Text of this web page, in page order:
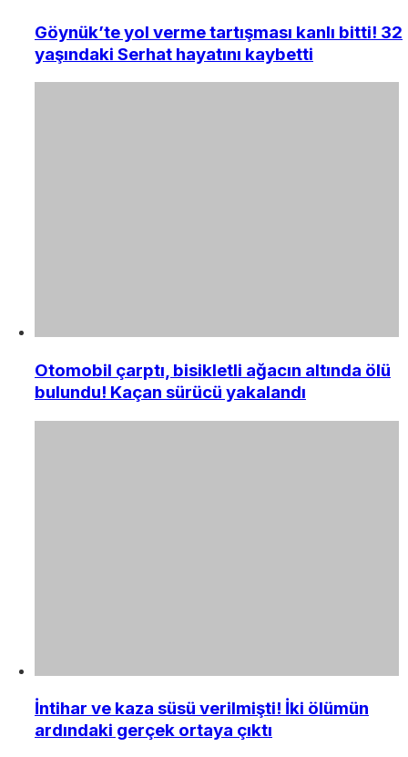
Göynük’te yol verme tartışması kanlı bitti! 32
yaşındaki Serhat hayatını kaybetti
Otomobil çarptı, bisikletli ağacın altında ölü
bulundu! Kaçan sürücü yakalandı
İntihar ve kaza süsü verilmişti! İki ölümün
ardındaki gerçek ortaya çıktı